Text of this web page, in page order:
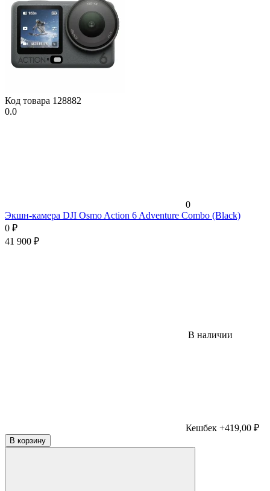
Код товара 128882
0.0
0
Экшн-камера DJI Osmo Action 6 Adventure Combo (Black)
0 ₽
41 900 ₽
В наличии
Кешбек +419,00 ₽
В корзину